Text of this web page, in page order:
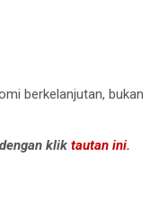
berkelanjutan, bukan
dengan klik tautan ini.